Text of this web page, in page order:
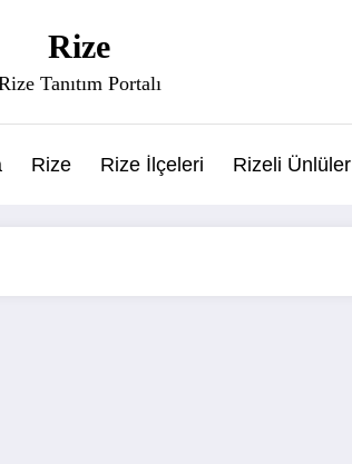
Rize
Tanıtım Portalı
Rize Rize İlçeleri Rizeli Ünlüler